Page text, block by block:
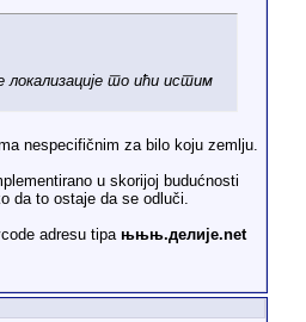
то ићи истим
nespecifičnim za bilo koju zemlju.
u skorijoj budućnosti
da to ostaje da se odluči.
adresu tipa њњњ.делије.net